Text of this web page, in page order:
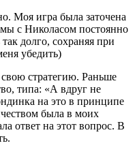
Моя игра была заточена
с Николасом постоянно
долго, сохраняя при
убедить)
стратегию. Раньше
типа: «А вдруг не
на это в принципе
была в моих
ответ на этот вопрос. В